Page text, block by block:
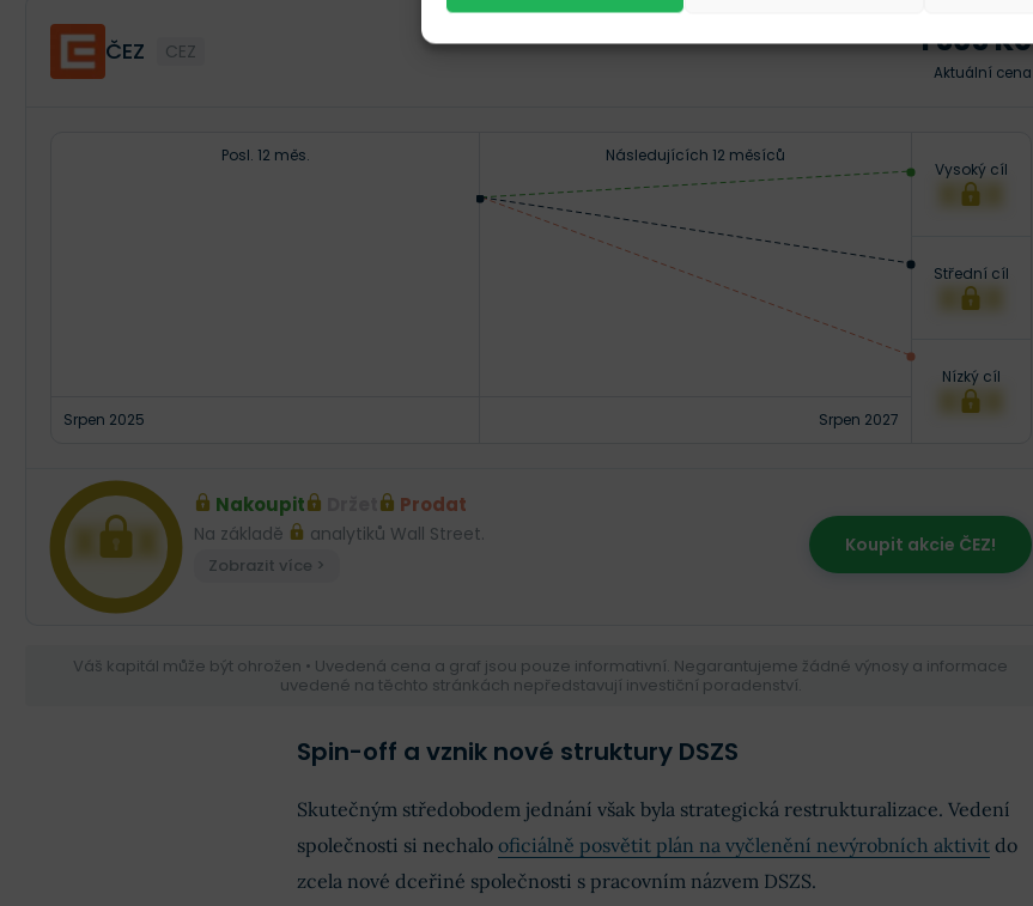
ČEZ CEZ 1 365 Kč
Aktuální cena
Posl. 12 měs. Následujících 12 měsíců
Srpen 2025 Srpen 2027
Vysoký cíl
XXX
Střední cíl
XXX
Nízký cíl
XXX
XXX
Nakoupit Prodat
Na základě analytiků Wall Street.
Zobrazit více >
Koupit akcie ČEZ!
Váš kapitál může být ohrožen • Uvedená cena a graf jsou pouze informativní. Negarantujeme žádné výnosy a informace
uvedené na těchto stránkách nepředstavují investiční poradenství.
Spin-off a vznik nové struktury DSZS
Skutečným středobodem jednání však byla strategická restrukturalizace. Vedení
společnosti si nechalo oficiálně posvětit plán na vyčlenění nevýrobních aktivitdo
zcela nové dceřiné společnosti s pracovním názvem DSZS.